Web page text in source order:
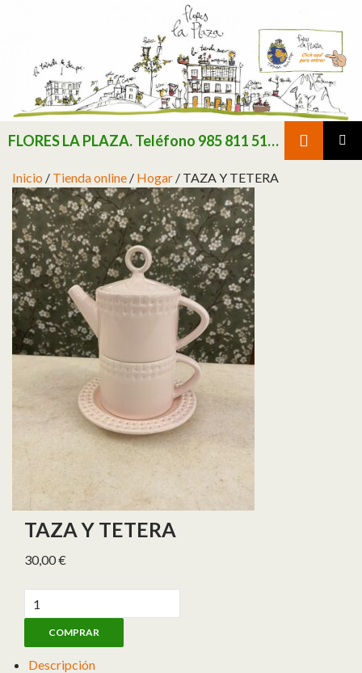
FLORES LA PLAZA. Teléfono 985 811 511 / Consultar existencias de flor y planta natural antes de realizar pedido
Inicio / Tienda online / Hogar / TAZA Y TETERA
TAZA Y TETERA
30,00€
TAZA Y TETERA cantidad
COMPRAR
Descripción